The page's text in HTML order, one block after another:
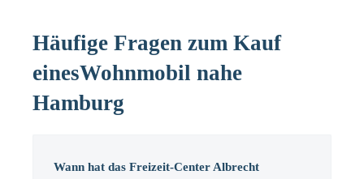
Häufige Fragen zum Kauf
einesWohnmobil nahe
Hamburg
Wann hat das Freizeit-Center Albrecht